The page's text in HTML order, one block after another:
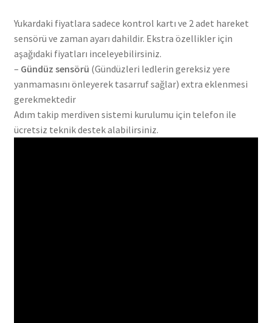
Yukardaki fiyatlara sadece kontrol kartı ve 2 adet hareket
sensörü ve zaman ayarı dahildir. Ekstra özellikler için
aşağıdaki fiyatları inceleyebilirsiniz.
– Gündüz sensörü (Gündüzleri ledlerin gereksiz yere
yanmamasını önleyerek tasarruf sağlar) extra eklenmesi
gerekmektedir
Adım takip merdiven sistemi kurulumu için telefon ile
ücretsiz teknik destek alabilirsiniz.